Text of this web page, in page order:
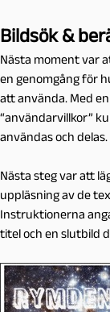
Bildsök &
Nästa moment var
en genomgång för
att använda. Med en
“användarvillkor”
användas och delas.
Nästa steg var att
uppläsning av de
Instruktionerna
titel och en slutbild